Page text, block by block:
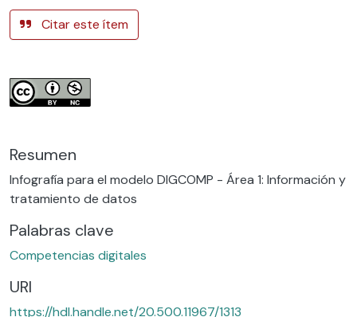
Citar este ítem
Resumen
Infografía para el modelo DIGCOMP - Área 1: Información y
tratamiento de datos
Palabras clave
Competencias digitales
URI
https://hdl.handle.net/20.500.11967/1313